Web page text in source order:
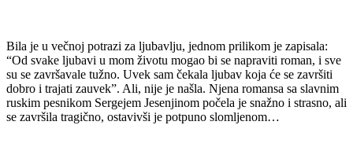
Bila je u večnoj potrazi za ljubavlju, jednom prilikom je zapisala:
“Od svake ljubavi u mom životu mogao bi se napraviti roman, i sve
su se završavale tužno. Uvek sam čekala ljubav koja će se završiti
dobro i trajati zauvek”. Ali, nije je našla. Njena romansa sa slavnim
ruskim pesnikom Sergejem Jesenjinom počela je snažno i strasno, ali
se završila tragično, ostavivši je potpuno slomljenom…